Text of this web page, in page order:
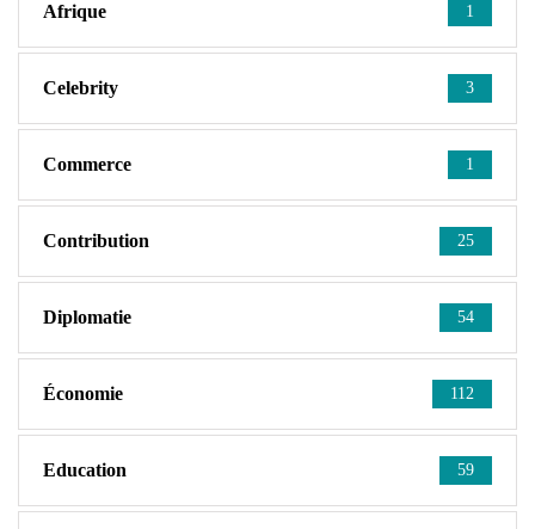
Afrique 1
Celebrity 3
Commerce 1
Contribution 25
Diplomatie 54
Économie 112
Education 59